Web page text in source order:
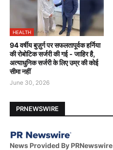
HEALTH
94 वर्षीय बुज़ुर्ग पर सफलतापूर्वक हर्निया
की रोबोटिक सर्जरी की गई - जाहिर है,
अत्याधुनिक सर्जरी के लिए उम्र की कोई
सीमा नहीं
June 30, 2026
PRNEWSWIRE
News Provided By PRNewswire